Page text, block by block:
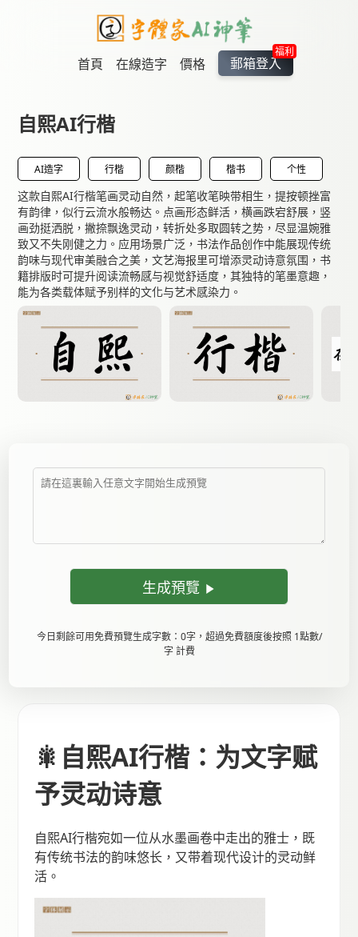
首頁 在線造字 價格
福利
郵箱登入
自熙AI行楷
AI造字 行楷 颜楷 楷书 个性
这款自熙AI行楷笔画灵动自然，起笔收笔映带相生，提按顿挫富
有韵律，似行云流水般畅达。点画形态鲜活，横画跌宕舒展，竖
画劲挺洒脱，撇捺飘逸灵动，转折处多取圆转之势，尽显温婉雅
致又不失刚健之力。应用场景广泛，书法作品创作中能展现传统
韵味与现代审美融合之美，文艺海报里可增添灵动诗意氛围，书
籍排版时可提升阅读流畅感与视觉舒适度，其独特的笔墨意趣，
能为各类载体赋予别样的文化与艺术感染力。
生成預覽
今日剩餘可用免費預覽生成字數：0字，超過免費額度後按照 1點數/
字 計費
🎇自熙AI行楷：为文字赋
予灵动诗意
自熙AI行楷宛如一位从水墨画卷中走出的雅士，既
有传统书法的韵味悠长，又带着现代设计的灵动鲜
活。